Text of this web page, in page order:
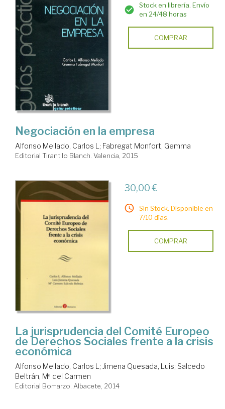
Stock en librería. Envío
en 24/48 horas
COMPRAR
Negociación en la empresa
Alfonso Mellado, Carlos L ; Fabregat Monfort, Gemma
Editorial Tirant lo Blanch. Valencia, 2015
30,00 €
Sin Stock. Disponible en
7/10 días.
COMPRAR
La jurisprudencia del Comité Europeo
de Derechos Sociales frente a la crisis
económica
Alfonso Mellado, Carlos L; Jimena Quesada, Luis; Salcedo
Beltrán, Mª del Carmen
Editorial Bomarzo. Albacete, 2014